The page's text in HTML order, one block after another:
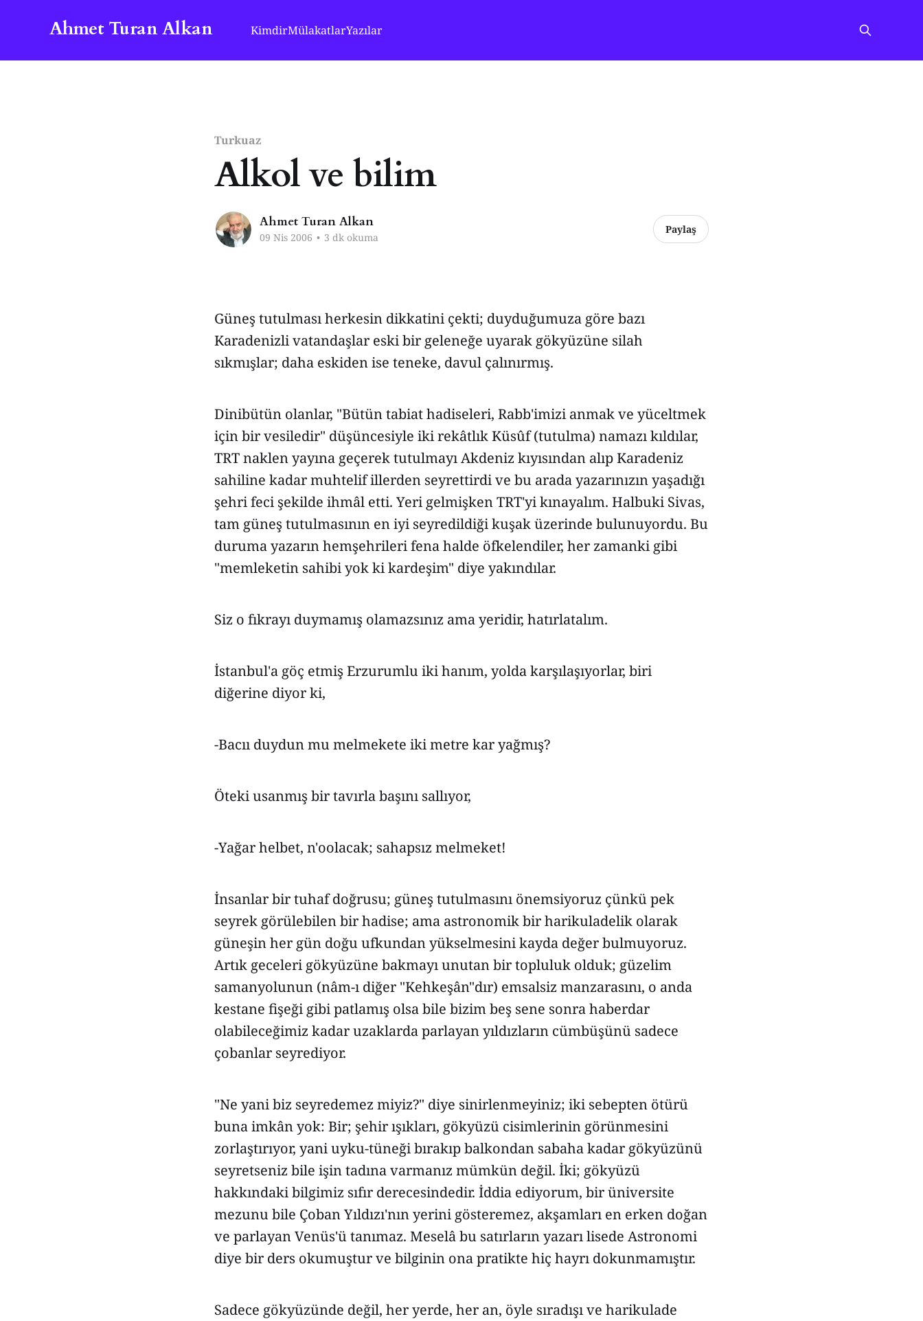
Ahmet Turan Alkan KimdirMülakatlarYazılar
Turkuaz
Alkol ve bilim
Ahmet Turan Alkan
09 Nis 2006 • 3 dk okuma
Paylaş
Güneş tutulması herkesin dikkatini çekti; duyduğumuza göre bazı
Karadenizli vatandaşlar eski bir geleneğe uyarak gökyüzüne silah
sıkmışlar; daha eskiden ise teneke, davul çalınırmış.
Dinibütün olanlar, "Bütün tabiat hadiseleri, Rabb'imizi anmak ve yüceltmek
için bir vesiledir" düşüncesiyle iki rekâtlık Küsûf (tutulma) namazı kıldılar,
TRT naklen yayına geçerek tutulmayı Akdeniz kıyısından alıp Karadeniz
sahiline kadar muhtelif illerden seyrettirdi ve bu arada yazarınızın yaşadığı
şehri feci şekilde ihmâl etti. Yeri gelmişken TRT'yi kınayalım. Halbuki Sivas,
tam güneş tutulmasının en iyi seyredildiği kuşak üzerinde bulunuyordu. Bu
duruma yazarın hemşehrileri fena halde öfkelendiler, her zamanki gibi
"memleketin sahibi yok ki kardeşim" diye yakındılar.
Siz o fıkrayı duymamış olamazsınız ama yeridir, hatırlatalım.
İstanbul'a göç etmiş Erzurumlu iki hanım, yolda karşılaşıyorlar, biri
diğerine diyor ki,
-Bacıı duydun mu melmekete iki metre kar yağmış?
Öteki usanmış bir tavırla başını sallıyor,
-Yağar helbet, n'oolacak; sahapsız melmeket!
İnsanlar bir tuhaf doğrusu; güneş tutulmasını önemsiyoruz çünkü pek
seyrek görülebilen bir hadise; ama astronomik bir harikuladelik olarak
güneşin her gün doğu ufkundan yükselmesini kayda değer bulmuyoruz.
Artık geceleri gökyüzüne bakmayı unutan bir topluluk olduk; güzelim
samanyolunun (nâm-ı diğer "Kehkeşân"dır) emsalsiz manzarasını, o anda
kestane fişeği gibi patlamış olsa bile bizim beş sene sonra haberdar
olabileceğimiz kadar uzaklarda parlayan yıldızların cümbüşünü sadece
çobanlar seyrediyor.
"Ne yani biz seyredemez miyiz?" diye sinirlenmeyiniz; iki sebepten ötürü
buna imkân yok: Bir; şehir ışıkları, gökyüzü cisimlerinin görünmesini
zorlaştırıyor, yani uyku-tüneği bırakıp balkondan sabaha kadar gökyüzünü
seyretseniz bile işin tadına varmanız mümkün değil. İki; gökyüzü
hakkındaki bilgimiz sıfır derecesindedir. İddia ediyorum, bir üniversite
mezunu bile Çoban Yıldızı'nın yerini gösteremez, akşamları en erken doğan
ve parlayan Venüs'ü tanımaz. Meselâ bu satırların yazarı lisede Astronomi
diye bir ders okumuştur ve bilginin ona pratikte hiç hayrı dokunmamıştır.
Sadece gökyüzünde değil, her yerde, her an, öyle sıradışı ve harikulade